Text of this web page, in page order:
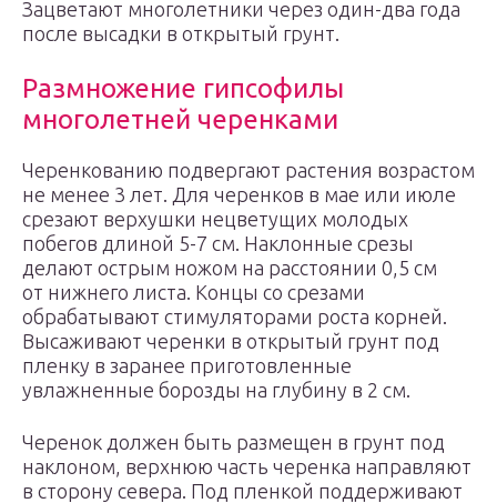
Зацветают многолетники через один-два года
после высадки в открытый грунт.
Размножение гипсофилы
многолетней черенками
Черенкованию подвергают растения возрастом
не менее 3 лет. Для черенков в мае или июле
срезают верхушки нецветущих молодых
побегов длиной 5-7 см. Наклонные срезы
делают острым ножом на расстоянии 0,5 см
от нижнего листа. Концы со срезами
обрабатывают стимуляторами роста корней.
Высаживают черенки в открытый грунт под
пленку в заранее приготовленные
увлажненные борозды на глубину в 2 см.
Черенок должен быть размещен в грунт под
наклоном, верхнюю часть черенка направляют
в сторону севера. Под пленкой поддерживают